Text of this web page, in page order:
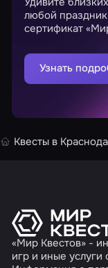
любой
сертификат
Узнать
Квесты в
«Мир Квестов» -
игр и иные услуги